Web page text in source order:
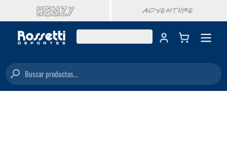
Buscar productos...